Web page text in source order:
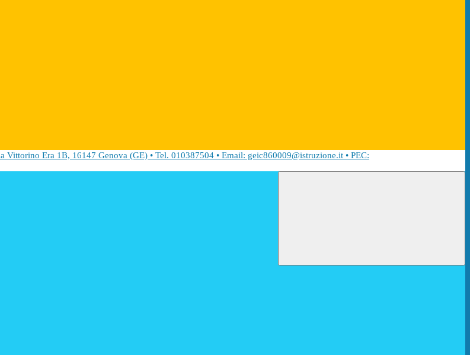
Vittorino Era 1B, 16147 Genova (GE) • Tel. 010387504 • Email: geic860009@istruzione.it • PEC: